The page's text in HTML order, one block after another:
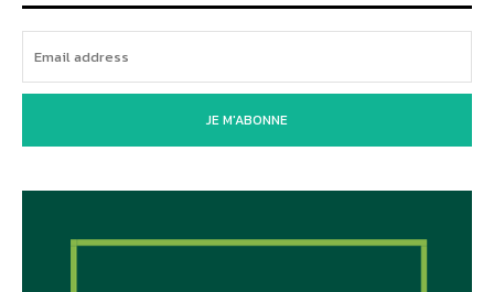
JE M'ABONNE